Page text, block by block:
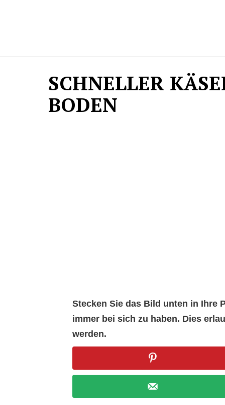
SCHNELLER
BODEN
Stecken Sie das Bild unten in Ihre
immer bei sich zu haben. Dies
werden.